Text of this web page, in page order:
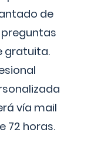
de
preguntas
gratuita.
vía mail
72 horas.